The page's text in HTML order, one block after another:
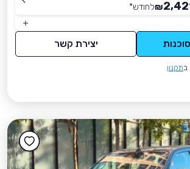
₪לחודש*
יצירת קשר
בתקנון